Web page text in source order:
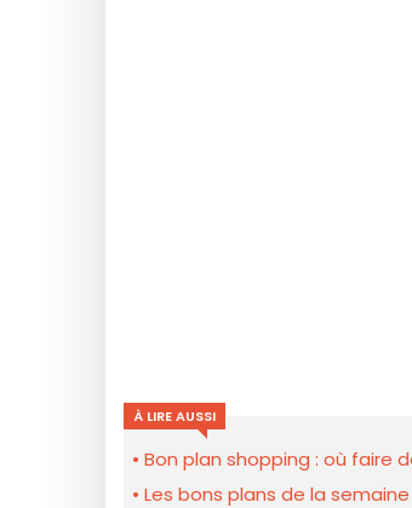
À LIRE AUSSI
Bon plan shopping : où faire
Les bons plans de la